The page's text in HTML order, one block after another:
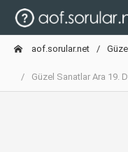
aof.sorular.net
Güzel Sanatlar Ara 19.